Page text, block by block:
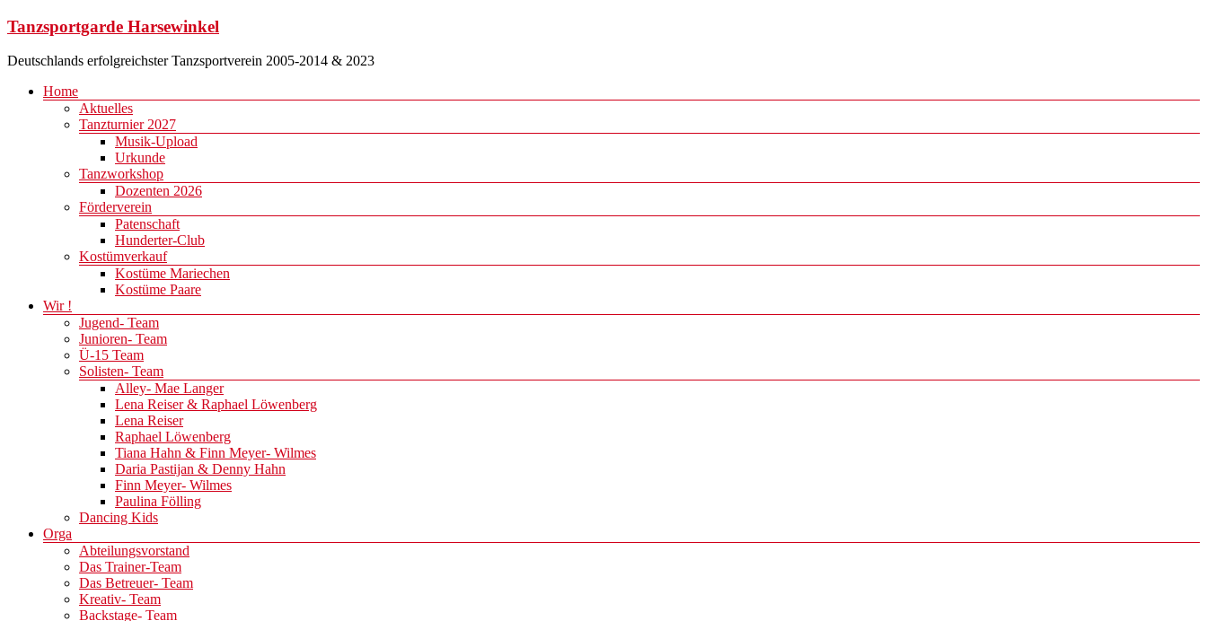
Zum
springen
Tanzsportgarde Harsewinkel
Deutschlands erfolgreichster Tanzsportverein 2005-2014 & 2023
Menü
Home
Aktuelles
Tanzturnier 2027
Musik-Upload
Urkunde
Tanzworkshop
Dozenten 2026
Förderverein
Patenschaft
Hunderter-Club
Kostümverkauf
Kostüme Mariechen
Kostüme Paare
Wir !
Jugend- Team
Junioren- Team
Ü-15 Team
Solisten- Team
Alley- Mae Langer
Lena Reiser & Raphael Löwenberg
Lena Reiser
Raphael Löwenberg
Tiana Hahn & Finn Meyer- Wilmes
Daria Pastijan & Denny Hahn
Finn Meyer- Wilmes
Paulina Fölling
Dancing Kids
Orga
Abteilungsvorstand
Das Trainer-Team
Das Betreuer- Team
Kreativ- Team
Backstage- Team